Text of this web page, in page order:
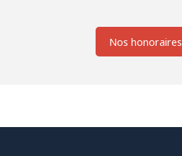
Nos honoraires